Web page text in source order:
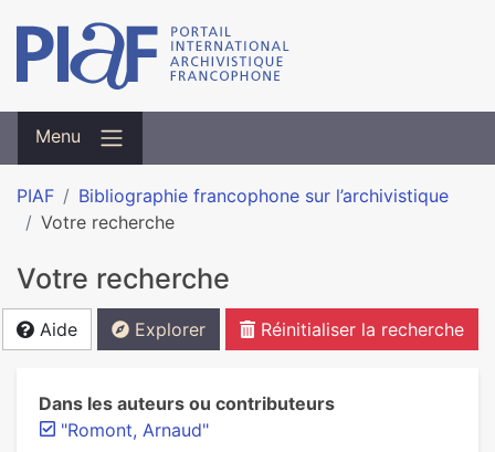
Menu
PIAF
Bibliographie francophone sur l’archivistique
Votre recherche
Votre recherche
Aide Explorer Réinitialiser la recherche
Dans les auteurs ou contributeurs
"Romont, Arnaud"